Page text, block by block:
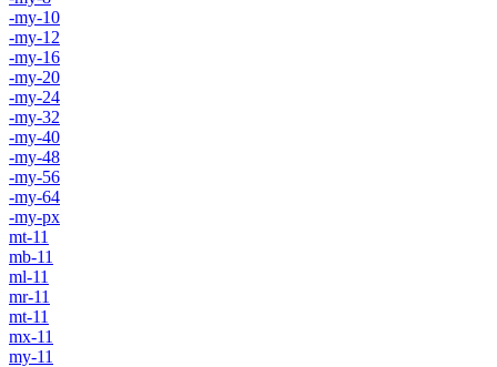
-my-10
-my-12
-my-16
-my-20
-my-24
-my-32
-my-40
-my-48
-my-56
-my-64
-my-px
mt-11
mb-11
ml-11
mr-11
mt-11
mx-11
my-11